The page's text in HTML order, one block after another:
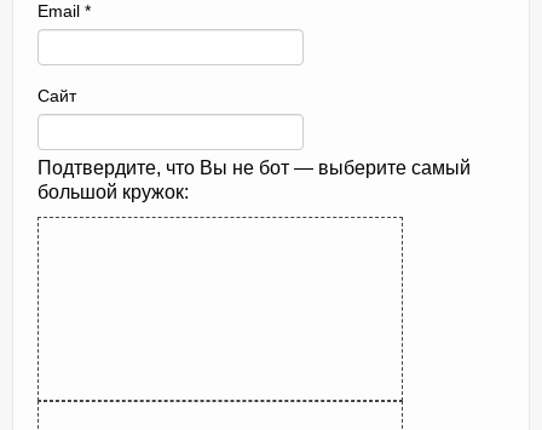
Email *
Сайт
Подтвердите, что Вы не бот — выберите самый
большой кружок: